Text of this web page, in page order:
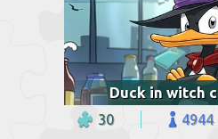
Duck in witch
30 4944